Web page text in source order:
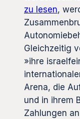
zu lesen,
Gleichzeitig
»ihre
Arena, die
und in ihrem
Zahlungen